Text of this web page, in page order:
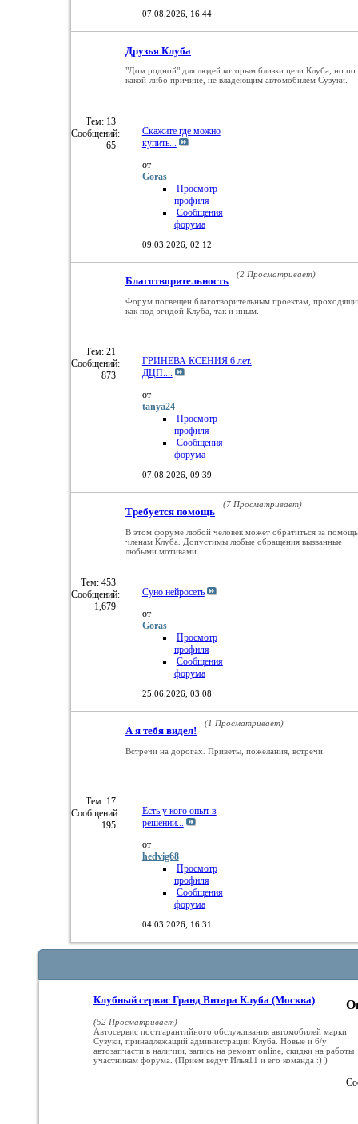
07.08.2026, 16:44
Друзья Клуба
"Дом родной" для людей которым близки цели Клуба, но по
какой-либо причине, не владеющим автомобилем Сузуки.
Тем: 13
Сообщений:
65
Скажите где можно
купить...
от
Goras
Просмотр
профиля
Сообщения
форума
09.03.2026, 02:12
Благотворительность
(2 Просматривает)
Форум посвещен благотворительным проектам,
как под эгидой Клуба, так и иным.
Тем: 21
Сообщений:
873
ГРИНЕВА КСЕНИЯ 6 лет.
ДЦП....
от
tanya24
Просмотр
профиля
Сообщения
форума
07.08.2026, 09:39
Требуется помощь
(7 Просматривает)
В этом форуме любой человек может обратиться за
членам Клуба. Допустимы любые обращения вызванные
любыми мотивами.
Тем: 453
Сообщений:
1,679
Суно нейросеть
от
Goras
Просмотр
профиля
Сообщения
форума
25.06.2026, 03:08
А я тебя видел!
(1 Просматривает)
Встречи на дорогах. Приветы, пожелания, встречи.
Тем: 17
Сообщений:
195
Есть у кого опыт в
решении...
от
hedvig68
Просмотр
профиля
Сообщения
форума
04.03.2026, 16:31
Клубный сервис Гранд Витара Клуба (Москва)
(52 Просматривает)
Автосервис постгарантийного обслуживания автомобилей марки
Сузуки, принадлежащий администрации Клуба. Новые и б/у
автозапчасти в наличии, запись на ремонт online, скидки на работы
участникам форума. (Приём ведут Илья11 и его команда :) )